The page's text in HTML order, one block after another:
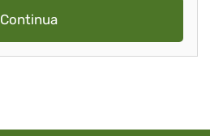
Continua